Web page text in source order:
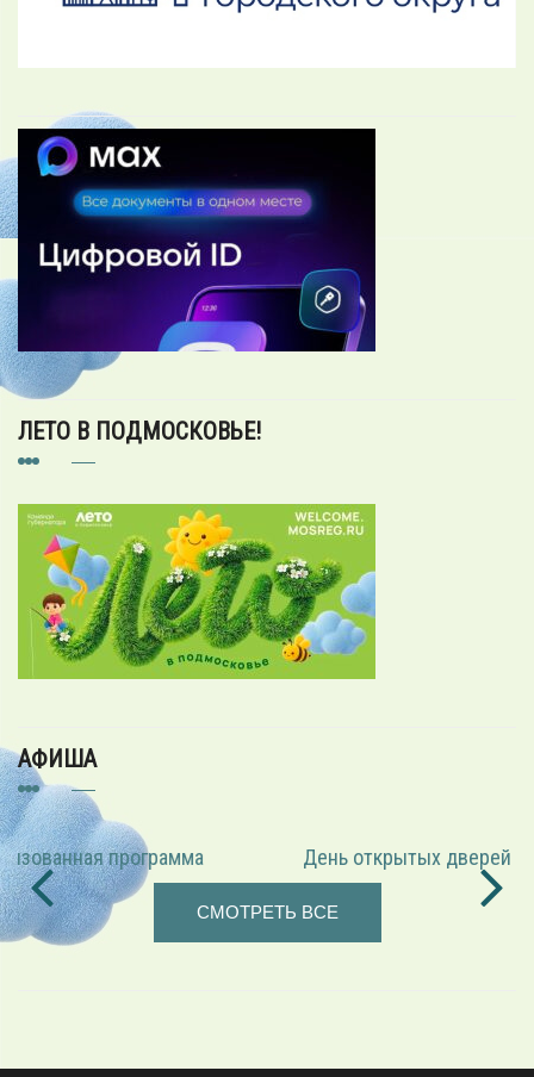
ЛЕТО В ПОДМОСКОВЬЕ!
АФИША
День открытых дверей Голицынского КДЦ
СМОТРЕТЬ ВСЕ